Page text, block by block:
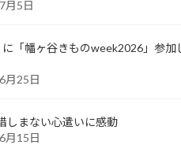
月5日
に「幡ヶ谷きものweek2026」参加
月25日
しまない心遣いに感動
月15日